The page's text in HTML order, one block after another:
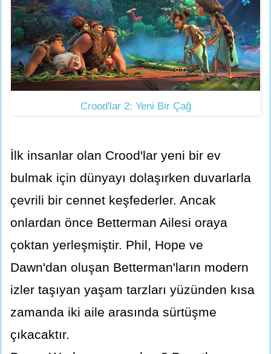
Crood'lar 2: Yeni Bir Çağ
İlk insanlar olan Crood'lar yeni bir ev
bulmak için dünyayı dolaşırken duvarlarla
çevrili bir cennet keşfederler. Ancak
onlardan önce Betterman Ailesi oraya
çoktan yerleşmiştir. Phil, Hope ve
Dawn'dan oluşan Betterman'ların modern
izler taşıyan yaşam tarzları yüzünden kısa
zamanda iki aile arasında sürtüşme
çıkacaktır.